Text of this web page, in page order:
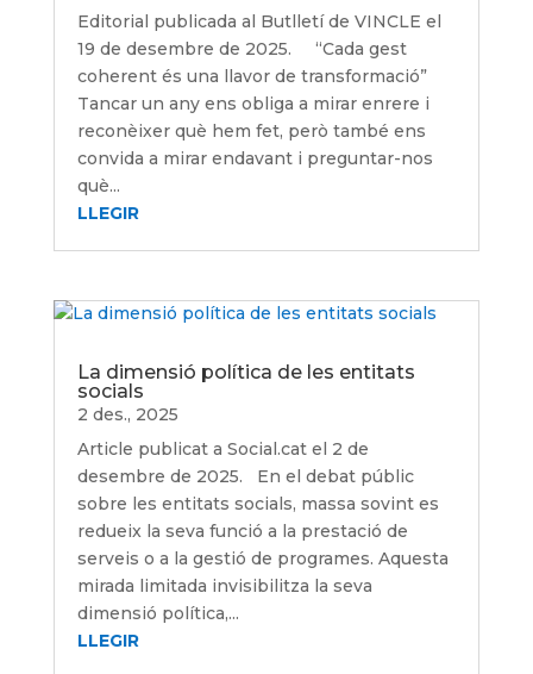
Editorial publicada al Butlletí de VINCLE el
19 de desembre de 2025. “Cada gest
coherent és una llavor de transformació”
Tancar un any ens obliga a mirar enrere i
reconèixer què hem fet, però també ens
convida a mirar endavant i preguntar-nos
què...
LLEGIR
La dimensió política de les entitats
socials
2 des., 2025
Article publicat a Social.cat el 2 de
desembre de 2025. En el debat públic
sobre les entitats socials, massa sovint es
redueix la seva funció a la prestació de
serveis o a la gestió de programes. Aquesta
mirada limitada invisibilitza la seva
dimensió política,...
LLEGIR